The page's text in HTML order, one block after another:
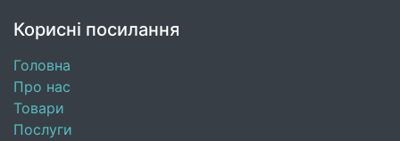
Корисні посилання
Головна
Про нас
Товари
Послуги